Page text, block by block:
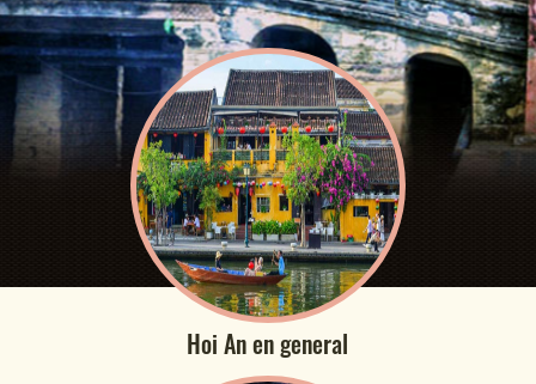
Hoi An en general